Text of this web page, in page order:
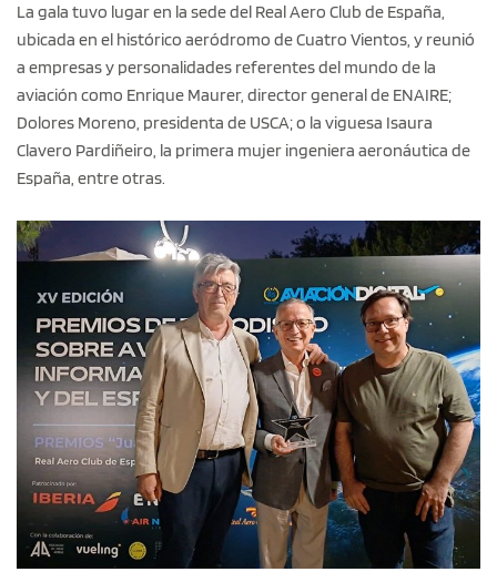
La gala tuvo lugar en la sede del Real Aero Club de España,
ubicada en el histórico aeródromo de Cuatro Vientos, y reunió
a empresas y personalidades referentes del mundo de la
aviación como Enrique Maurer, director general de ENAIRE;
Dolores Moreno, presidenta de USCA; o la viguesa Isaura
Clavero Pardiñeiro, la primera mujer ingeniera aeronáutica de
España, entre otras.